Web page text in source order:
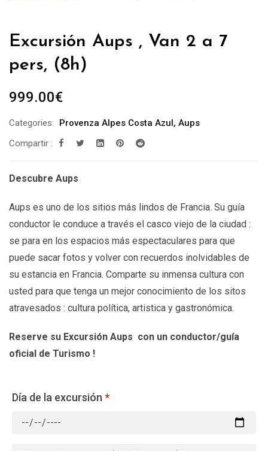
Excursión Aups , Van 2 a 7
pers, (8h)
999.00€
Categories: Provenza Alpes Costa Azul, Aups
Compartir :
Descubre Aups
Aups es uno de los sitios más lindos de Francia. Su guía
conductor le conduce a través el casco viejo de la ciudad :
se para en los espacios más espectaculares para que
puede sacar fotos y volver con recuerdos inolvidables de
su estancia en Francia. Comparte su inmensa cultura con
usted para que tenga un mejor conocimiento de los sitos
atravesados : cultura política, artistica y gastronómica.
Reserve su Excursión Aups con un conductor/guía
oficial de Turismo !
Día de la excursión *